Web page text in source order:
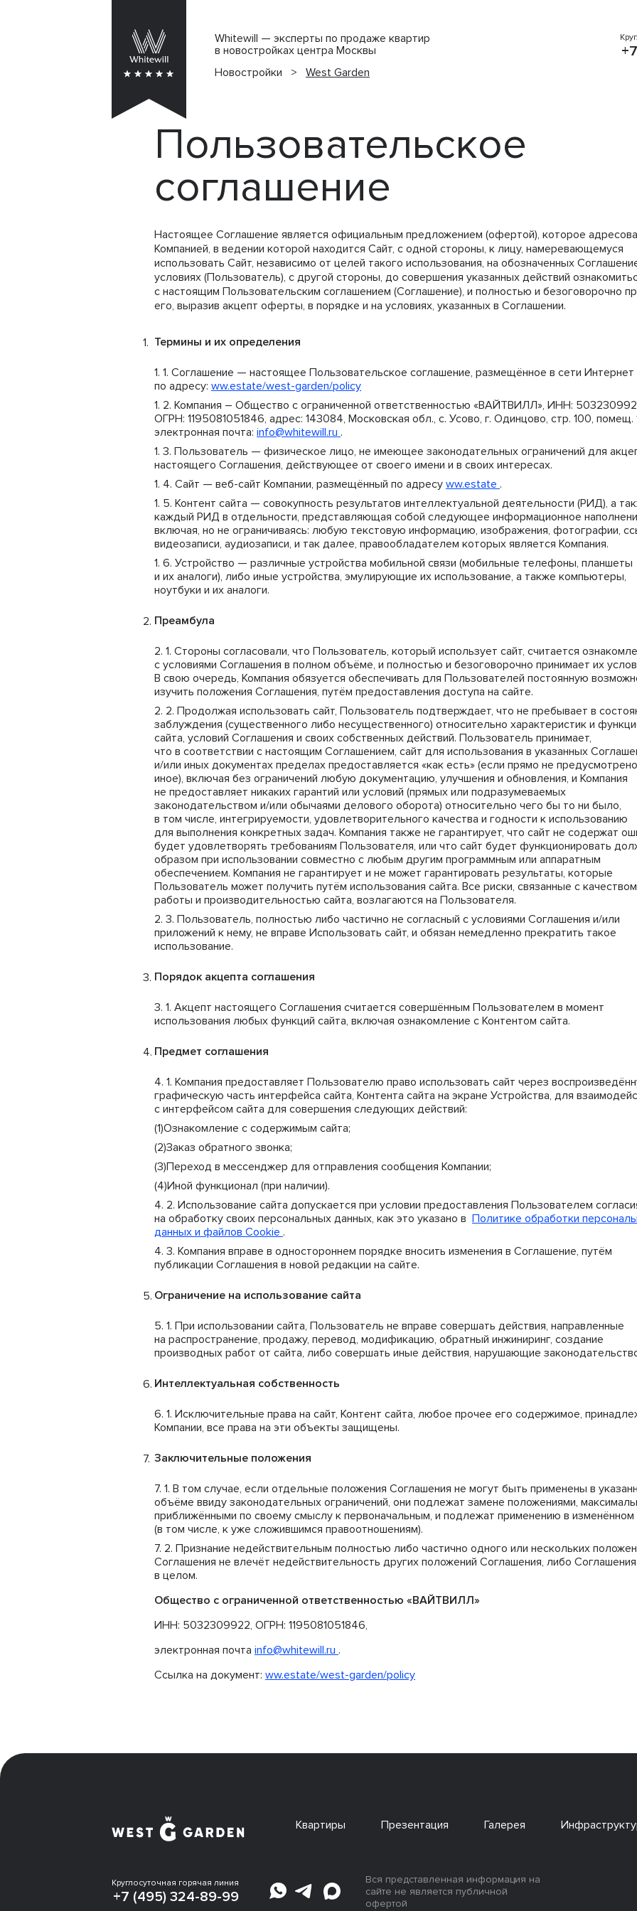
Whitewill — эксперты по продаже квартир
в новостройках центра Москвы
Новостройки
> West Garden
Пользовательское
соглашение
Настоящее Соглашение является официальным предложением (офертой), которое
Компанией, в ведении которой находится Сайт, с одной стороны, к лицу, намеревающемуся
использовать Сайт, независимо от целей такого использования, на обозначенных
условиях (Пользователь), с другой стороны, до совершения указанных действий
с настоящим Пользовательским соглашением (Соглашение), и полностью и безоговорочно
его, выразив акцепт оферты, в порядке и на условиях, указанных в Соглашении.
Термины и их определения
Соглашение — настоящее Пользовательское соглашение, размещённое в сети Интернет
по адресу: ww.estate/west-garden/policy
Компания – Общество с ограниченной ответственностью «ВАЙТВИЛЛ», ИНН:
ОГРН: 1195081051846, адрес: 143084, Московская обл., с. Усово, г. Одинцово, стр. 100, помещ.
электронная почта: info@whitewill.ru .
Пользователь — физическое лицо, не имеющее законодательных ограничений для
настоящего Соглашения, действующее от своего имени и в своих интересах.
Сайт — веб-сайт Компании, размещённый по адресу ww.estate .
Контент сайта — совокупность результатов интеллектуальной деятельности (РИД), а
каждый РИД в отдельности, представляющая собой следующее информационное
включая, но не ограничиваясь: любую текстовую информацию, изображения, фотографии,
видеозаписи, аудиозаписи, и так далее, правообладателем которых является Компания.
Устройство — различные устройства мобильной связи (мобильные телефоны, планшеты
и их аналоги), либо иные устройства, эмулирующие их использование, а также компьютеры,
ноутбуки и их аналоги.
Преамбула
Стороны согласовали, что Пользователь, который использует сайт, считается
с условиями Соглашения в полном объёме, и полностью и безоговорочно принимает их
В свою очередь, Компания обязуется обеспечивать для Пользователей постоянную
изучить положения Соглашения, путём предоставления доступа на сайте.
Продолжая использовать сайт, Пользователь подтверждает, что не пребывает в
заблуждения (существенного либо несущественного) относительно характеристик и
сайта, условий Соглашения и своих собственных действий. Пользователь принимает,
что в соответствии с настоящим Соглашением, сайт для использования в указанных
и/или иных документах пределах предоставляется «как есть» (если прямо не предусмотрено
иное), включая без ограничений любую документацию, улучшения и обновления, и Компания
не предоставляет никаких гарантий или условий (прямых или подразумеваемых
законодательством и/или обычаями делового оборота) относительно чего бы то ни было,
в том числе, интегрируемости, удовлетворительного качества и годности к использованию
для выполнения конкретных задач. Компания также не гарантирует, что сайт не содержат
будет удовлетворять требованиям Пользователя, или что сайт будет функционировать
образом при использовании совместно с любым другим программным или аппаратным
обеспечением. Компания не гарантирует и не может гарантировать результаты, которые
Пользователь может получить путём использования сайта. Все риски, связанные с качеством
работы и производительностью сайта, возлагаются на Пользователя.
Пользователь, полностью либо частично не согласный с условиями Соглашения и/или
приложений к нему, не вправе Использовать сайт, и обязан немедленно прекратить такое
использование.
Порядок акцепта соглашения
Акцепт настоящего Соглашения считается совершённым Пользователем в момент
использования любых функций сайта, включая ознакомление с Контентом сайта.
Предмет соглашения
Компания предоставляет Пользователю право использовать сайт через
графическую часть интерфейса сайта, Контента сайта на экране Устройства, для
с интерфейсом сайта для совершения следующих действий:
Ознакомление с содержимым сайта;
Заказ обратного звонка;
Переход в мессенджер для отправления сообщения Компании;
Иной функционал (при наличии).
Использование сайта допускается при условии предоставления Пользователем
на обработку своих персональных данных, как это указано в Политике обработки
данных и файлов Cookie .
Компания вправе в одностороннем порядке вносить изменения в Соглашение, путём
публикации Соглашения в новой редакции на сайте.
Ограничение на использование сайта
При использовании сайта, Пользователь не вправе совершать действия, направленные
на распространение, продажу, перевод, модификацию, обратный инжиниринг, создание
производных работ от сайта, либо совершать иные действия, нарушающие
Интеллектуальная собственность
Исключительные права на сайт, Контент сайта, любое прочее его содержимое,
Компании, все права на эти объекты защищены.
Заключительные положения
В том случае, если отдельные положения Соглашения не могут быть применены в
объёме ввиду законодательных ограничений, они подлежат замене положениями,
приближёнными по своему смыслу к первоначальным, и подлежат применению в изменённом
(в том числе, к уже сложившимся правоотношениям).
Признание недействительным полностью либо частично одного или нескольких
Соглашения не влечёт недействительность других положений Соглашения, либо Соглашения
в целом.
Общество с ограниченной ответственностью «ВАЙТВИЛЛ»
ИНН: 5032309922, ОГРН: 1195081051846,
электронная почта info@whitewill.ru .
Ссылка на документ: ww.estate/west-garden/policy
Квартиры Презентация Галерея
Круглосуточная горячая линия
+7 (495) 324-89-99
Вся представленная информация на
сайте не является публичной
офертой